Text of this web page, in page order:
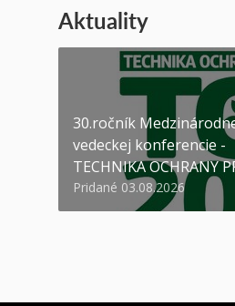
Aktuality
30.ročník
vedeckej konferencie -
TECHNIKA OCHRANY
Pridané 03.08.2026